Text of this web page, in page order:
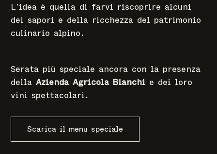
L’idea è quella di farvi riscoprire alcuni
dei sapori e della ricchezza del patrimonio
culinario alpino.
Serata più speciale ancora con la presenza
dellaAzienda Agricola Bianchi e dei loro
vini spettacolari.
Scarica il menu speciale